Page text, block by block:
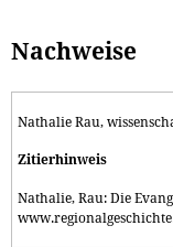
Nachweise
Nathalie Rau,
Zitierhinweis
Nathalie, Rau: Die